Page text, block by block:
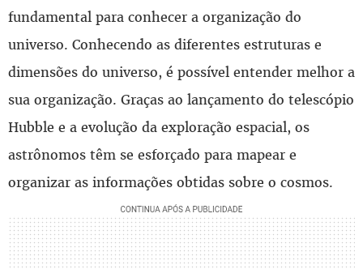
fundamental para conhecer a organização do
universo. Conhecendo as diferentes estruturas e
dimensões do universo, é possível entender melhor a
sua organização. Graças ao lançamento do telescópio
Hubble e a evolução da exploração espacial, os
astrônomos têm se esforçado para mapear e
organizar as informações obtidas sobre o cosmos.